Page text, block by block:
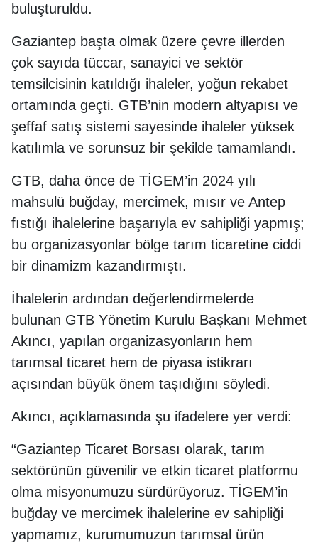
buluşturuldu.
Gaziantep başta olmak üzere çevre illerden
çok sayıda tüccar, sanayici ve sektör
temsilcisinin katıldığı ihaleler, yoğun rekabet
ortamında geçti. GTB’nin modern altyapısı ve
şeffaf satış sistemi sayesinde ihaleler yüksek
katılımla ve sorunsuz bir şekilde tamamlandı.
GTB, daha önce de TİGEM’in 2024 yılı
mahsulü buğday, mercimek, mısır ve Antep
fıstığı ihalelerine başarıyla ev sahipliği yapmış;
bu organizasyonlar bölge tarım ticaretine ciddi
bir dinamizm kazandırmıştı.
İhalelerin ardından değerlendirmelerde
bulunan GTB Yönetim Kurulu Başkanı Mehmet
Akıncı, yapılan organizasyonların hem
tarımsal ticaret hem de piyasa istikrarı
açısından büyük önem taşıdığını söyledi.
Akıncı, açıklamasında şu ifadelere yer verdi:
“Gaziantep Ticaret Borsası olarak, tarım
sektörünün güvenilir ve etkin ticaret platformu
olma misyonumuzu sürdürüyoruz. TİGEM’in
buğday ve mercimek ihalelerine ev sahipliği
yapmamız, kurumumuzun tarımsal ürün